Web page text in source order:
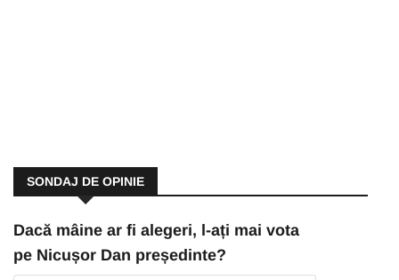
SONDAJ DE OPINIE
Dacă mâine ar fi alegeri, l-ați mai vota
pe Nicușor Dan președinte?